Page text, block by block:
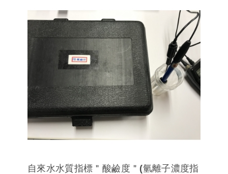
自來水水質指標＂酸鹼度＂(氫離子濃度指